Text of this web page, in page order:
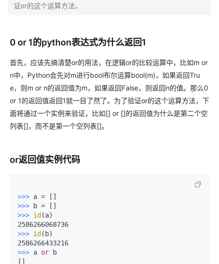
证or的这个运算方法，
0 or 1的python表达式为什么返回1
首先，应该先搞清楚or的用法，在逻辑or的比较运算中，比如m or
n中，Python会先对m进行bool布尔运算bool(m)，如果返回Tru
e，则m or n的返回值为m，如果返回False，则返回n的值。那么0
or 1的返回值返回1就一目了然了。为了验证or的这个运算方法，下
面将通过一个实例来验证，比如[] or []的返回值为什么是第二个空
列表[]，而不是第一个空列表[]。
or返回值实例代码
>>> a = []
>>>
b = []
>>> id (a)
>>> id (b)
>>> a or b